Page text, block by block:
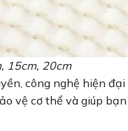
15cm, 20cm
công nghệ hiện
vệ cơ thể và giúp